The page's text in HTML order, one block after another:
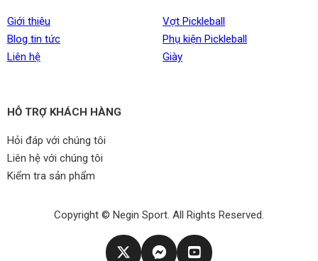
Giới thiệu
Blog tin tức
Liên hệ
Vợt Pickleball
Phụ kiện Pickleball
Giày
HỖ TRỢ KHÁCH HÀNG
Hỏi đáp với chúng tôi
Liên hệ với chúng tôi
Kiểm tra sản phẩm
Copyright © Negin Sport. All Rights Reserved.​